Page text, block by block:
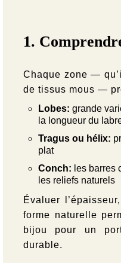
1.
Chaque zone —
de tissus mous —
Lobes: grande
la longueur du
Tragus ou hélix:
plat
Conch: les barres
les reliefs naturels
Évaluer
forme naturelle
bijou pour un
durable.